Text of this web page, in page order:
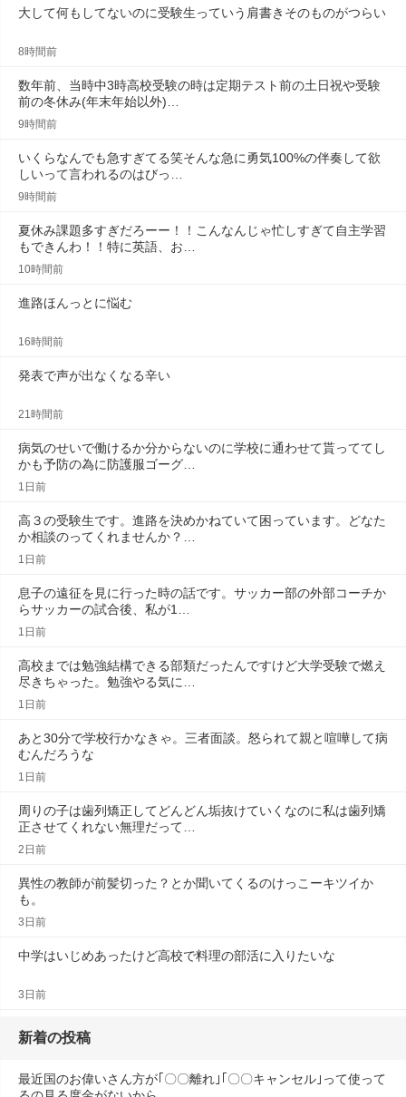
大して何もしてないのに受験生っていう肩書きそのものがつらい
8時間前
数年前、当時中3時高校受験の時は定期テスト前の土日祝や受験
前の冬休み(年末年始以外)…
9時間前
いくらなんでも急すぎてる笑そんな急に勇気100%の伴奏して欲
しいって言われるのはびっ…
9時間前
夏休み課題多すぎだろーー！！こんなんじゃ忙しすぎて自主学習
もできんわ！！特に英語、お…
10時間前
進路ほんっとに悩む
16時間前
発表で声が出なくなる辛い
21時間前
病気のせいで働けるか分からないのに学校に通わせて貰っててし
かも予防の為に防護服ゴーグ…
1日前
高３の受験生です。進路を決めかねていて困っています。どなた
か相談のってくれませんか？…
1日前
息子の遠征を見に行った時の話です。サッカー部の外部コーチか
らサッカーの試合後、私が1…
1日前
高校までは勉強結構できる部類だったんですけど大学受験で燃え
尽きちゃった。勉強やる気に…
1日前
あと30分で学校行かなきゃ。三者面談。怒られて親と喧嘩して病
むんだろうな
1日前
周りの子は歯列矯正してどんどん垢抜けていくなのに私は歯列矯
正させてくれない無理だって…
2日前
異性の教師が前髪切った？とか聞いてくるのけっこーキツイか
も。
3日前
中学はいじめあったけど高校で料理の部活に入りたいな
3日前
新着の投稿
最近国のお偉いさん方が｢〇〇離れ｣｢〇〇キャンセル｣って使って